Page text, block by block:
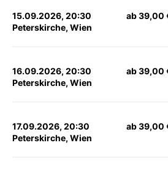
15.09.2026, 20:30
Peterskirche, Wien
ab 39,00
16.09.2026, 20:30
Peterskirche, Wien
ab 39,00
17.09.2026, 20:30
Peterskirche, Wien
ab 39,00